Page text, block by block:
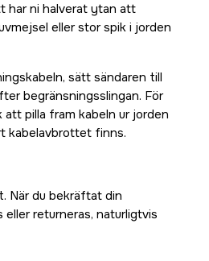
har ni halverat ytan att
eller stor spik i jorden
sätt sändaren till
begränsningsslingan. För
pilla fram kabeln ur jorden
kabelavbrottet finns.
När du bekräftat din
returneras, naturligtvis